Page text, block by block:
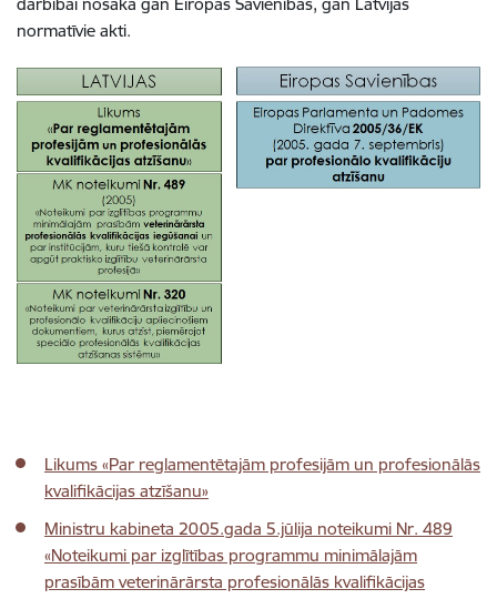
normatīvie akti.
Likums «Par reglamentētajām profesijām un profesionālās
kvalifikācijas atzīšanu»
Ministru kabineta 2005.gada 5.jūlija noteikumi Nr. 489
«Noteikumi par izglītības programmu minimālajām
prasībām veterinārārsta profesionālās kvalifikācijas